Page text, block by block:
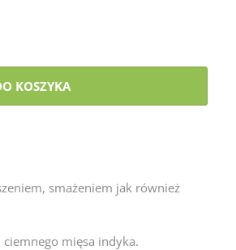
KOSZYKA
smażeniem jak również
mięsa indyka.